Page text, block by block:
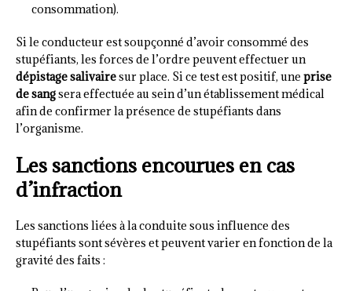
consommation).
Si le conducteur est soupçonné d’avoir consommé des
stupéfiants, les forces de l’ordre peuvent effectuer un
dépistage salivairesur place. Si ce test est positif, une prise
de sangsera effectuée au sein d’un établissement médical
afin de confirmer la présence de stupéfiants dans
l’organisme.
Les sanctions encourues en cas
d’infraction
Les sanctions liées à la conduite sous influence des
stupéfiants sont sévères et peuvent varier en fonction de la
gravité des faits :